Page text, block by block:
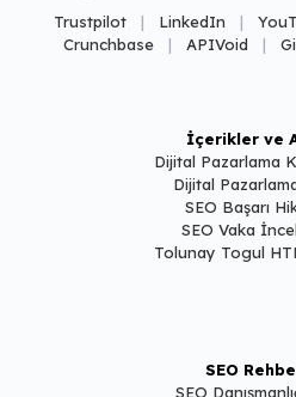
Trustpilot
| LinkedIn |
Crunchbase
| APIVoid |
İçerikler ve
Dijital Pazarlama
Dijital
SEO Başarı
SEO Vaka
Tolunay Togul
SEO
SEO